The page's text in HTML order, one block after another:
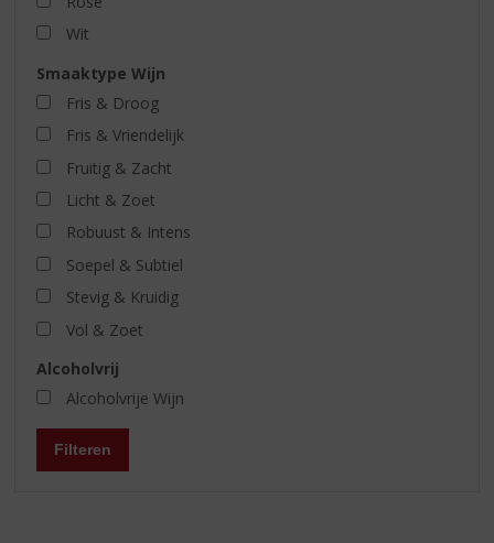
Wit
Smaaktype Wijn
Fris & Droog
Fris & Vriendelijk
Fruitig & Zacht
Licht & Zoet
Robuust & Intens
Soepel & Subtiel
Stevig & Kruidig
Vol & Zoet
Alcoholvrij
Alcoholvrije Wijn
Filteren